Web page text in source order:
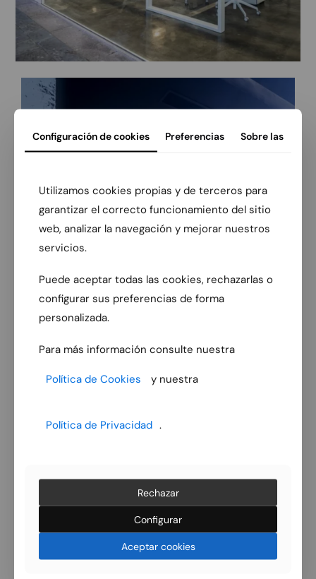
Configuración de cookies Preferencias Sobre las
Utilizamos cookies propias y de terceros para
garantizar el correcto funcionamiento del sitio
web, analizar la navegación y mejorar nuestros
servicios.
Puede aceptar todas las cookies, rechazarlas o
configurar sus preferencias de forma
personalizada.
Para más información consulte nuestra
Política de Cookies y nuestra
Política de Privacidad .
Rechazar
Configurar
Aceptar cookies